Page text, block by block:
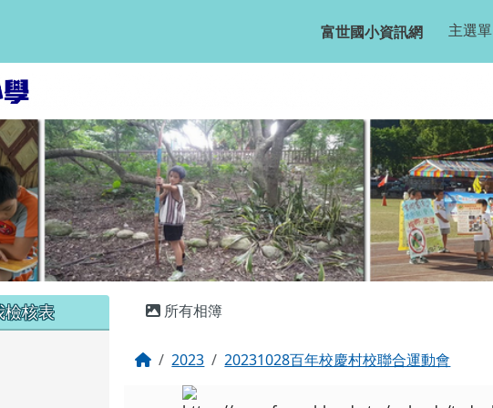
富世國小資訊網 主選單
檢核表 主內容區域
所有相簿
回首頁
2023 20231028百年校慶村校聯合運動會